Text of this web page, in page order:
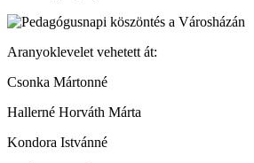
Aranyoklevelet vehetett át:
Csonka Mártonné
Hallerné Horváth Márta
Kondora Istvánné